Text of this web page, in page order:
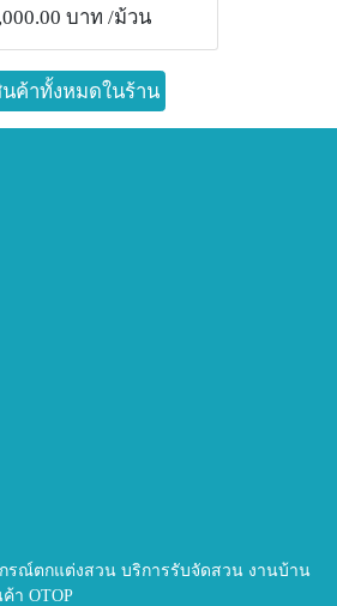
บาท /ม้วน
ค้าทั้งหมดในร้าน
รณ์ตกแต่งสวน บริการรับจัดสวน งานบ้าน
า OTOP